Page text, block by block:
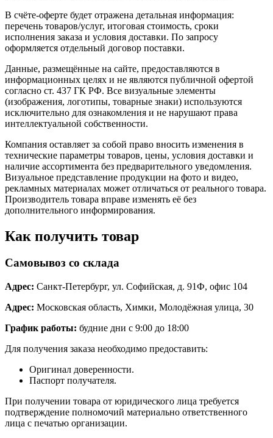
В счёте-оферте будет отражена детальная информация:
перечень товаров/услуг, итоговая стоимость, сроки
исполнения заказа и условия доставки. По запросу
оформляется отдельный договор поставки.
Данные, размещённые на сайте, предоставляются в
информационных целях и не являются публичной офертой
согласно ст. 437 ГК РФ. Все визуальные элементы
(изображения, логотипы, товарные знаки) используются
исключительно для ознакомления и не нарушают права
интеллектуальной собственности.
Компания оставляет за собой право вносить изменения в
технические параметры товаров, цены, условия доставки и
наличие ассортимента без предварительного уведомления.
Визуальное представление продукции на фото и видео,
рекламных материалах может отличаться от реального товара.
Производитель товара вправе изменять её без
дополнительного информирования.
Как получить товар
Самовывоз со склада
Адрес: Санкт-Петербург, ул. Софийская, д. 91Ф, офис 104
Адрес: Московская область, Химки, Молодёжная улица, 30
График работы: будние дни с 9:00 до 18:00
Для получения заказа необходимо предоставить:
Оригинал доверенности.
Паспорт получателя.
При получении товара от юридического лица требуется
подтверждение полномочий материально ответственного
лица с печатью организации.